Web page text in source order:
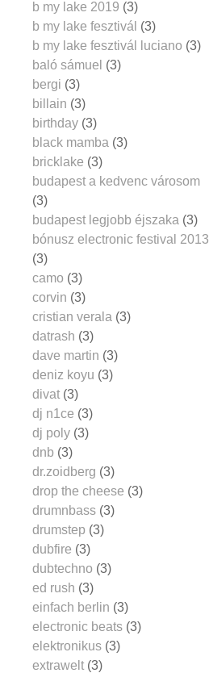
b my lake 2019 (3)
b my lake fesztivál (3)
b my lake fesztivál luciano (3)
baló sámuel (3)
bergi (3)
billain (3)
birthday (3)
black mamba (3)
bricklake (3)
budapest a kedvenc városom
(3)
budapest legjobb éjszaka (3)
bónusz electronic festival 2013
(3)
camo (3)
corvin (3)
cristian verala (3)
datrash (3)
dave martin (3)
deniz koyu (3)
divat (3)
dj n1ce (3)
dj poly (3)
dnb (3)
dr.zoidberg (3)
drop the cheese (3)
drumnbass (3)
drumstep (3)
dubfire (3)
dubtechno (3)
ed rush (3)
einfach berlin (3)
electronic beats (3)
elektronikus (3)
extrawelt (3)